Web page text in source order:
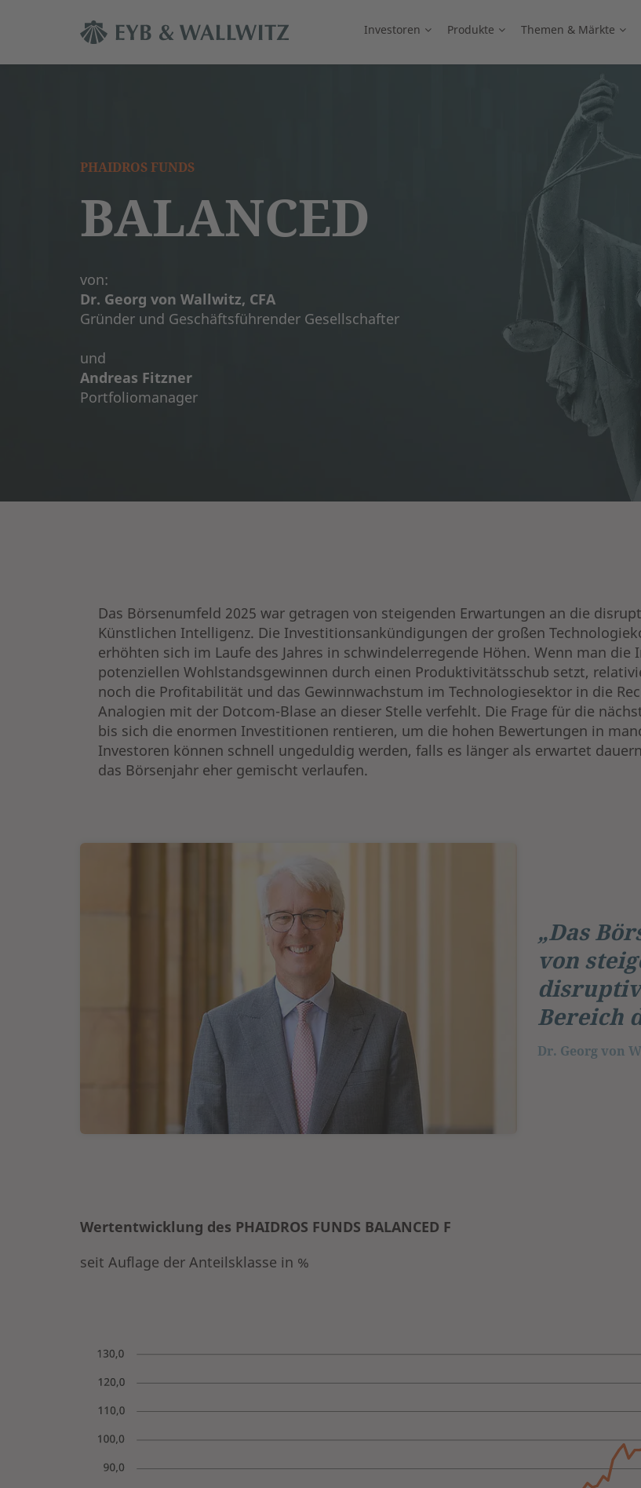
Investoren Produkte Themen & Märkte
PHAIDROS FUNDS
BALANCED
von:
Dr. Georg von Wallwitz, CFA
Gründer und Geschäftsführender Gesellschafter
und
Andreas Fitzner
Portfoliomanager
Das Börsenumfeld 2025 war getragen von steigenden Erwartungen an die
Künstlichen Intelligenz. Die Investitionsankündigungen der großen
erhöhten sich im Laufe des Jahres in schwindelerregende Höhen. Wenn man
potenziellen Wohlstandsgewinnen durch einen Produktivitätsschub setzt,
noch die Profitabilität und das Gewinnwachstum im Technologiesektor in die
Analogien mit der Dotcom-Blase an dieser Stelle verfehlt. Die Frage für die
bis sich die enormen Investitionen rentieren, um die hohen Bewertungen in
Investoren können schnell ungeduldig werden, falls es länger als erwartet
das Börsenjahr eher gemischt verlaufen.
„Das
von
Bereich
Dr. Georg von
Wertentwicklung des PHAIDROS FUNDS BALANCED F
seit Auflage der Anteilsklasse in %